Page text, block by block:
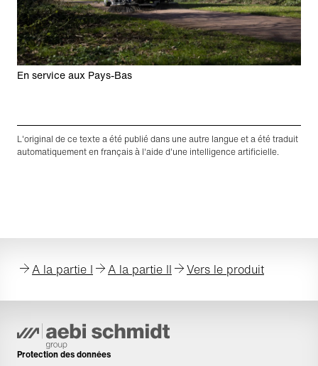
En service aux Pays-Bas
L'original de ce texte a été publié dans une autre langue et a été traduit
automatiquement en français à l'aide d'une intelligence artificielle.​
A la partie I A la partie II Vers le produit
Protection des données